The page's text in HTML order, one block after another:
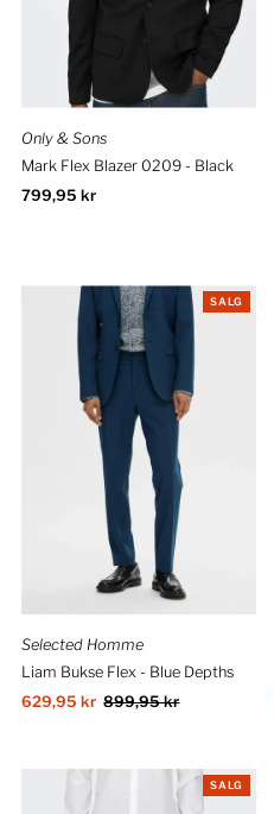
Only & Sons
Mark Flex Blazer 0209 - Black
Ordinær
799,95 kr
SALG
Selected Homme
Liam Bukse Flex - Blue Depths
Salgspris
629,95 kr Ordinær
899,95 kr
SALG